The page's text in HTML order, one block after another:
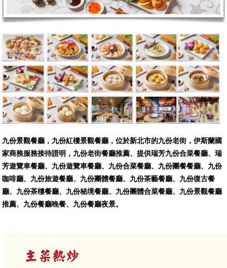
九份景觀餐廳，九份紅樓景觀餐廳，位於新北市的九份老街，伊斯蘭國
家商務服務接待證明，九份老街餐廳推薦、提供瑞芳九份合菜餐廳、瑞
芳遊覽車餐廳、九份遊覽車餐廳、九份合菜餐廳、九份團餐餐廳、九份
咖啡廳、九份旅遊餐廳、九份團體餐廳、九份茶藝餐廳、九份復古餐
廳、九份茶樓餐廳、九份秘境餐廳、九份團體合菜餐廳、九份景觀餐廳
推薦、九份餐廳晚餐、九份餐廳夜景。